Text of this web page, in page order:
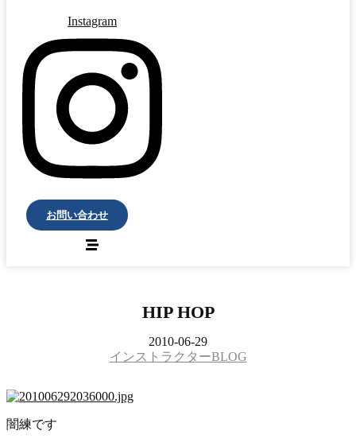
Instagram
お問い合わせ
HIP HOP
2010-06-29
インストラクターBLOG
闇練です